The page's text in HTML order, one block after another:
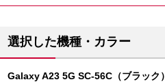
選択した機種・カラー
Galaxy A23 5G SC-56C（ブラック）